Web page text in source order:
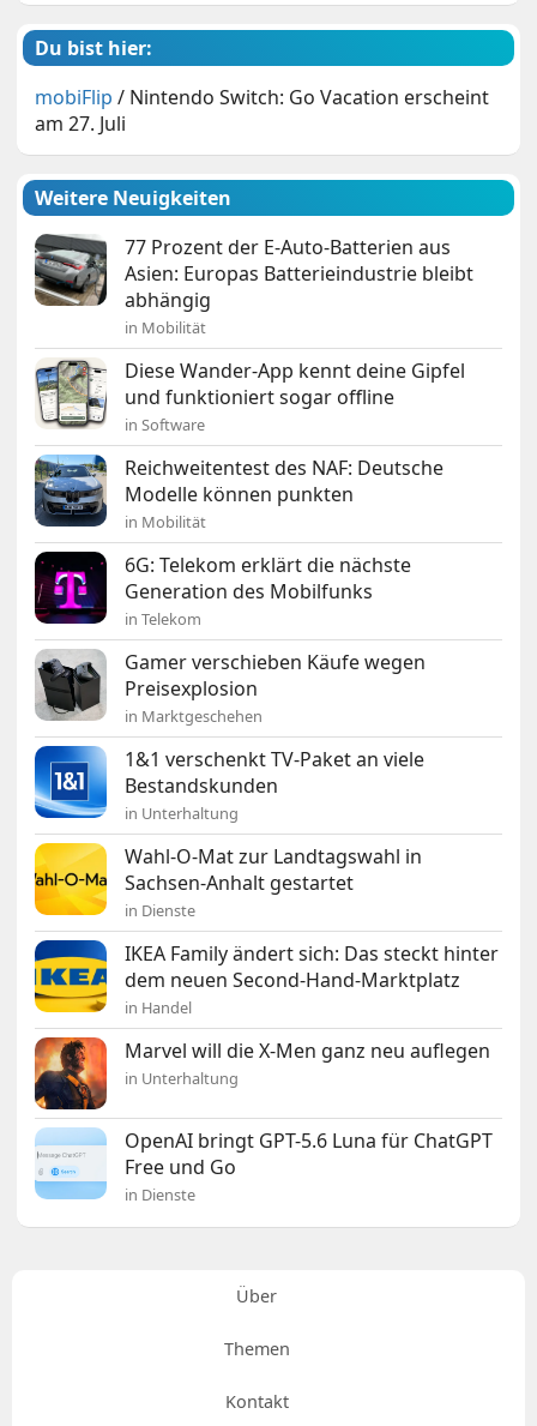
Du bist hier:
mobiFlip / Nintendo Switch: Go Vacation erscheint
am 27. Juli
Weitere Neuigkeiten
77 Prozent der E-Auto-Batterien aus
Asien: Europas Batterieindustrie bleibt
abhängig
in Mobilität
Diese Wander-App kennt deine Gipfel
und funktioniert sogar offline
in Software
Reichweitentest des NAF: Deutsche
Modelle können punkten
in Mobilität
6G: Telekom erklärt die nächste
Generation des Mobilfunks
in Telekom
Gamer verschieben Käufe wegen
Preisexplosion
in Marktgeschehen
1&1 verschenkt TV-Paket an viele
Bestandskunden
in Unterhaltung
Wahl-O-Mat zur Landtagswahl in
Sachsen-Anhalt gestartet
in Dienste
IKEA Family ändert sich: Das steckt hinter
dem neuen Second-Hand-Marktplatz
in Handel
Marvel will die X-Men ganz neu auflegen
in Unterhaltung
OpenAI bringt GPT-5.6 Luna für ChatGPT
Free und Go
in Dienste
Über
Themen
Kontakt